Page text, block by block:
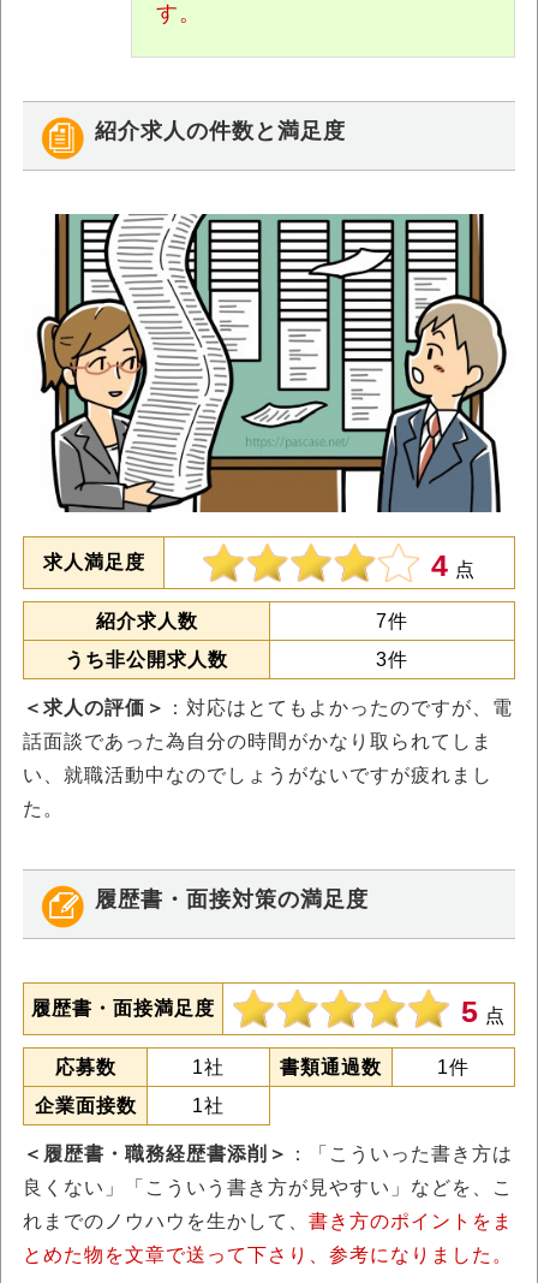
す。
紹介求人の件数と満足度
求人満足度 4 点
紹介求人数
7件
うち非公開求人数
3件
＜求人の評価＞
：対応はとてもよかったのですが、電
話面談であった為自分の時間がかなり取られてしま
い、就職活動中なのでしょうがないですが疲れまし
た。
履歴書・面接対策の満足度
履歴書・面接満足度 5 点
応募数 1社 書類通過数
1件
企業面接数
1社
＜履歴書・職務経歴書添削＞
：「こういった書き方は
良くない」「こういう書き方が見やすい」などを、こ
れまでのノウハウを生かして、 書き方のポイントをま
とめた物を文章で送って下さり、参考になりました。